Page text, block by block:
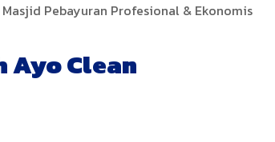
Masjid Pebayuran Profesional & Ekonomis
Ayo Clean